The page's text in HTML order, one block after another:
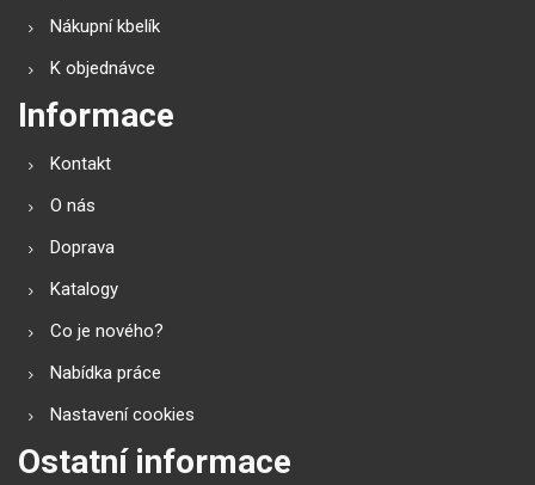
Nákupní kbelík
K objednávce
Informace
Kontakt
O nás
Doprava
Katalogy
Co je nového?
Nabídka práce
Nastavení cookies
Ostatní informace